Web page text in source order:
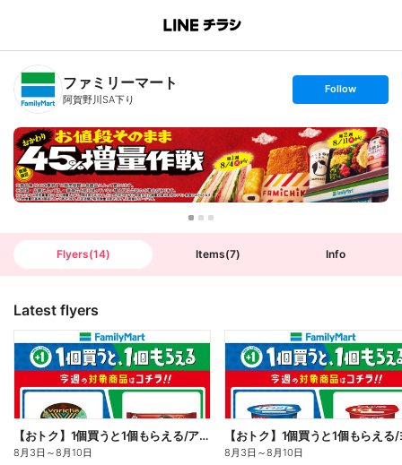
B
n
T
ファミリーマート
阿賀野川SA下り
s
t
o
l
l
o
w
Follow
Flyers(14) Items(7) Info
Latest flyers
【おトク】1個買うと1個もらえる/アイス
8月3日 ～8月10日 8月3日 ～8月10日